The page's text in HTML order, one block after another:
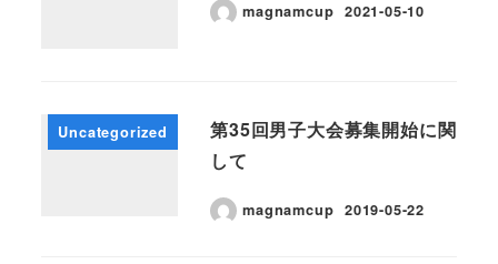
magnamcup 2021-05-10
Uncategorized
第35回男子大会募集開始に関
して
magnamcup 2019-05-22